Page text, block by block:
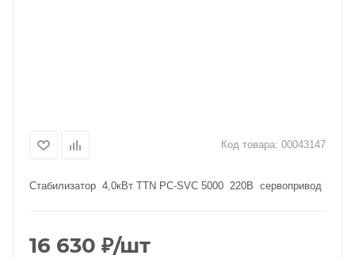
Код товара: 00043147
Стабилизатор 4,0кВт TTN PC-SVC 5000 220В сервопривод
16 630 ₽/шт